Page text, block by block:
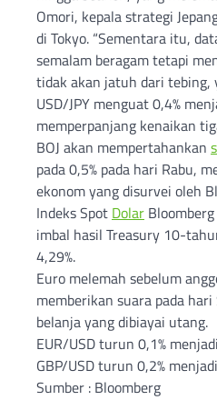
Omori, kepala strategi
di Tokyo. “Sementara itu,
semalam beragam tetapi
tidak akan jatuh dari tebing,
USD/JPY menguat 0,4%
memperpanjang kenaikan
BOJ akan mempertahankan
pada 0,5% pada hari Rabu,
ekonom yang disurvei oleh
Indeks Spot Dolar
imbal hasil Treasury 10-
4,29%.
Euro melemah sebelum
memberikan suara pada hari
belanja yang dibiayai utang.
EUR/USD turun 0,1%
GBP/USD turun 0,2%
Sumber : Bloomberg